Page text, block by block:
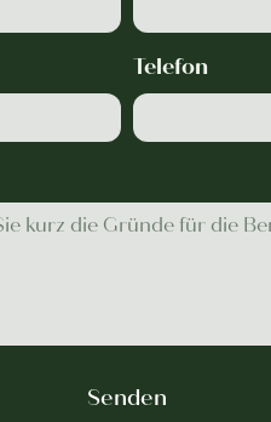
Telefon
Senden